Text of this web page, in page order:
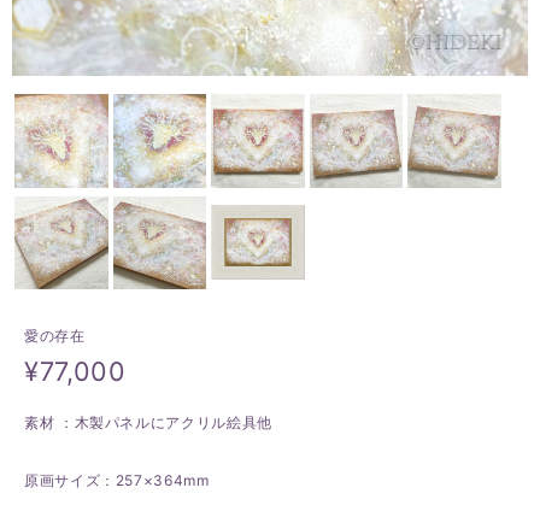
愛の存在
¥77,000
素材 ：木製パネルにアクリル絵具他
原画サイズ：257×364mm